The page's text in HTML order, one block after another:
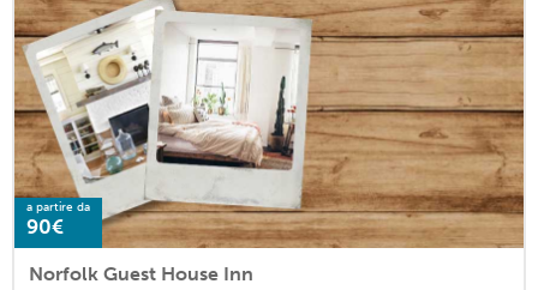
a partire da
90€
Norfolk Guest House Inn